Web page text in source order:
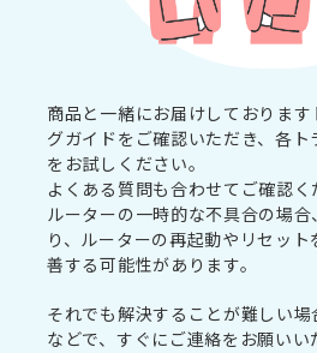
商品と一緒にお届けしておりま
グガイドをご確認いただき、各
をお試しください。
よくある質問も合わせてご確認く
ルーターの一時的な不具合の場
り、ルーターの再起動やリセッ
善する可能性があります。
それでも解決することが難しい
などで、すぐにご連絡をお願いい